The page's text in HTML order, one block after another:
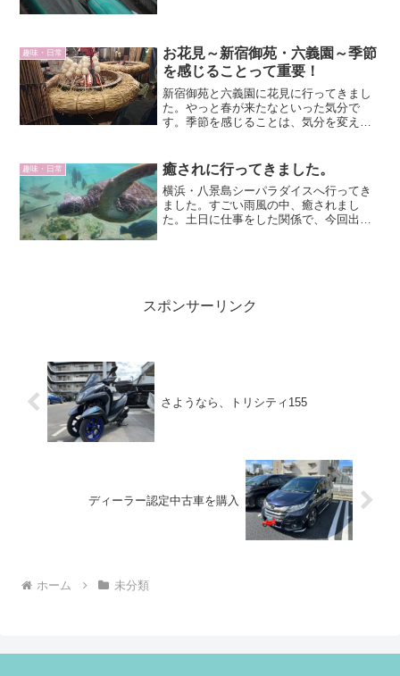
趣味・日常
お花見～新宿御苑・六義園～季節
を感じることって重要！
新宿御苑と六義園に花見に行ってきまし
た。やっと春が来たなといった気分で
す。季節を感じることは、気分を変えた
ングを利用して何か新しく始めたりする
きっかけにしてみましょう。
趣味・日常 癒されに行ってきました。
横浜・八景島シーパラダイスへ行ってき
ました。すごい雨風の中、癒されまし
た。土日に仕事をした関係で、今回出か
スポンサーリンク
さようなら、トリシティ155
ディーラー認定中古車を購入
ホーム 未分類